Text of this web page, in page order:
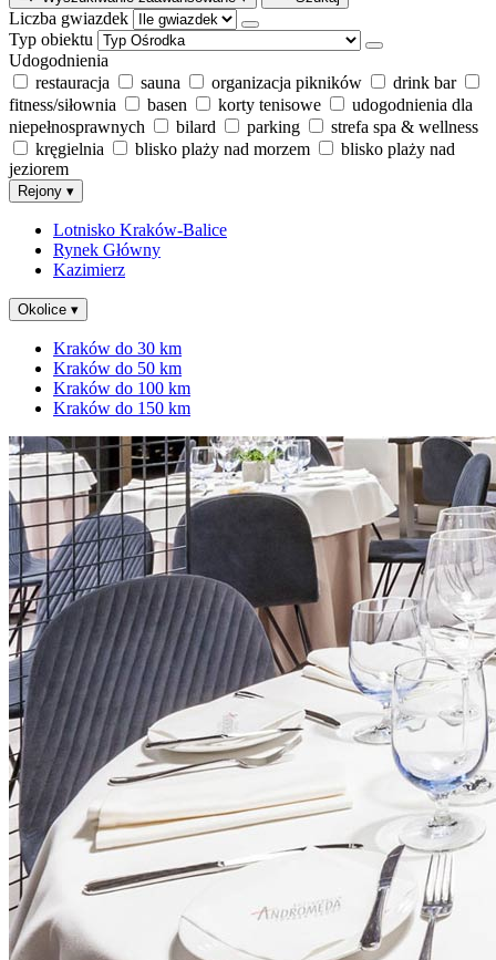
Liczba gwiazdek
Typ obiektu
Udogodnienia
restauracja
sauna organizacja pikników
drink bar
fitness/siłownia
basen korty tenisowe
udogodnienia dla
niepełnosprawnych
bilard parking
strefa spa & wellness
kręgielnia
blisko plaży nad morzem
blisko plaży nad
jeziorem
Rejony ▾
Lotnisko Kraków-Balice
Rynek Główny
Kazimierz
Okolice ▾
Kraków do 30 km
Kraków do 50 km
Kraków do 100 km
Kraków do 150 km